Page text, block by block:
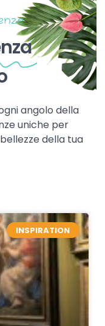
angolo della
uniche per
della tua
INSPIRATION